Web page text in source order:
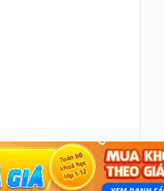
sách